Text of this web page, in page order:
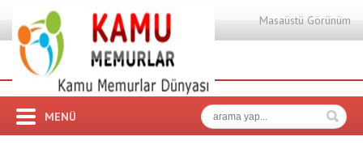
Masaüstü Görünüm
MENÜ